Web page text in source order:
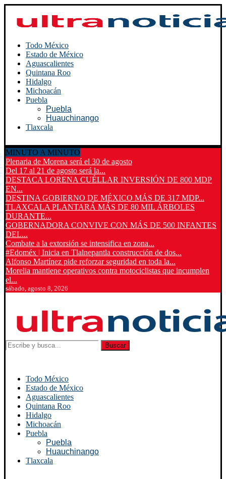
Todo México
Estado de México
Aguascalientes
Quintana Roo
Hidalgo
Michoacán
Puebla
Puebla
Huauchinango
Tlaxcala
MINUTO A MINUTO
Plenaria de Morena será el 30 de agosto
Del 17 al 21 de agosto será la...
DESTACA LORENA CUÉLLAR INVERSIÓN DE 800 MDP
EN...
DESTINA GOBIERNO DE MÉXICO MÁS DE 317 MDP...
TLAXCALA PLANTARÁ MÁS DE 80 MIL ÁRBOLES
DURANTE...
GOBERNADORA CONVIVE CON MÁS DE 500 INFANTES
DEL...
Combate a la extorsión se intensifica en zona...
#Edoméx | Inicia en Tlalnepantla construcción de dos...
Alfonso Martínez pide reforzar seguridad en toda la...
Morelia mantiene operativos contra motociclistas que incumplen
el...
sábado, agosto 8, 2026
Buscar
Todo México
Estado de México
Aguascalientes
Quintana Roo
Hidalgo
Michoacán
Puebla
Puebla
Huauchinango
Tlaxcala